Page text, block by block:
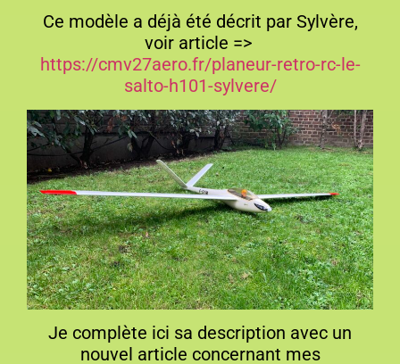
Ce modèle a déjà été décrit par Sylvère,
voir article =>
https://cmv27aero.fr/planeur-retro-rc-le-
salto-h101-sylvere/
Je complète ici sa description avec un
nouvel article concernant mes